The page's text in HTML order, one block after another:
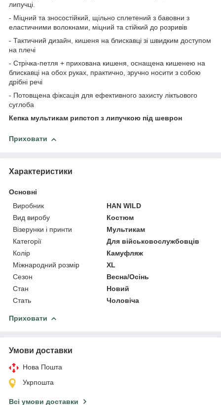
липучці.
- Міцний та зносостійкий, щільно сплетений з бавовни з
еластичними волокнами, міцний та стійкий до розривів
- Тактичний дизайн, кишеня на блискавці зі швидким доступом
на плечі
- Стрічка-петля + прихована кишеня, оснащена кишенею на
блискавці на обох руках, практично, зручно носити з собою
дрібні речі
- Потовщена фіксація для ефективного захисту ліктьового
суглоба
Кепка мультикам рипстоп з липучкою під шеврон
Приховати
Характеристики
Основні
Виробник
HAN WILD
Вид виробу
Костюм
Візерунки і принти
Мультикам
Категорії
Для військовослужбовців
Колір
Камуфляж
Міжнародний розмір
XL
Сезон
Весна/Осінь
Стан
Новий
Стать
Чоловіча
Приховати
Умови доставки
Нова Пошта
Укрпошта
Всі умови доставки